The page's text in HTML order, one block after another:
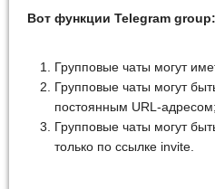
Вот функции Telegram group:
Групповые чаты могут
Групповые чаты могут
постоянным URL-адресом;
Групповые чаты могут
только по ссылке invite.